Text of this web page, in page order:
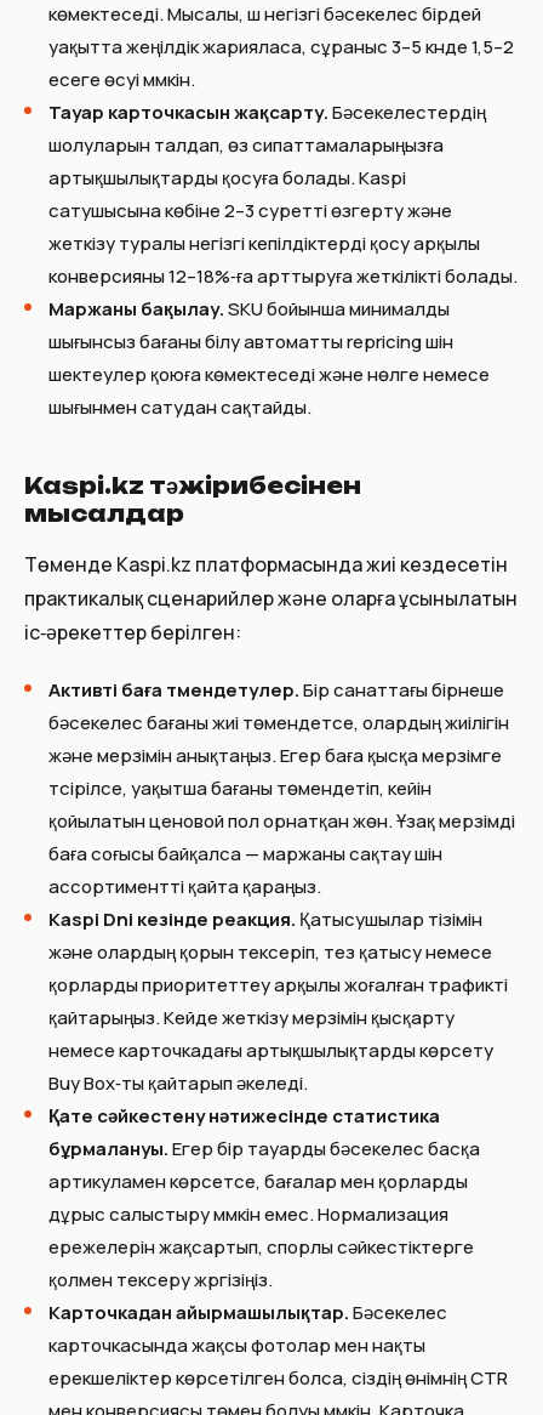
көмектеседі. Мысалы, үш негізгі бәсекелес бірдей
уақытта жеңілдік жарияласа, сұраныс 3–5 күнде 1,5–2
есеге өсуі мүмкін.
Тауар карточкасын жақсарту.Бәсекелестердің
шолуларын талдап, өз сипаттамаларыңызға
артықшылықтарды қосуға болады. Kaspi
сатушысына көбіне 2–3 суретті өзгерту және
жеткізу туралы негізгі кепілдіктерді қосу арқылы
конверсияны 12–18%‑ға арттыруға жеткілікті болады.
Маржаны бақылау.SKU бойынша минималды
шығынсыз бағаны білу автоматты repricing үшін
шектеулер қоюға көмектеседі және нөлге немесе
шығынмен сатудан сақтайды.
Kaspi.kz тәжірибесінен
мысалдар
Төменде Kaspi.kz платформасында жиі кездесетін
практикалық сценарийлер және оларға ұсынылатын
іс‑әрекеттер берілген:
Активті баға төмендетулер.Бір санаттағы бірнеше
бәсекелес бағаны жиі төмендетсе, олардың жиілігін
және мерзімін анықтаңыз. Егер баға қысқа мерзімге
түсірілсе, уақытша бағаны төмендетіп, кейін
қойылатын ценовой пол орнатқан жөн. Ұзақ мерзімді
баға соғысы байқалса — маржаны сақтау үшін
ассортиментті қайта қараңыз.
Kaspi Dni кезінде реакция. Қатысушылар тізімін
және олардың қорын тексеріп, тез қатысу немесе
қорларды приоритеттеу арқылы жоғалған трафикті
қайтарыңыз. Кейде жеткізу мерзімін қысқарту
немесе карточкадағы артықшылықтарды көрсету
Buy Box‑ты қайтарып әкеледі.
Қате сәйкестену нәтижесінде статистика
бұрмалануы.Егер бір тауарды бәсекелес басқа
артикуламен көрсетсе, бағалар мен қорларды
дұрыс салыстыру мүмкін емес. Нормализация
ережелерін жақсартып, спорлы сәйкестіктерге
қолмен тексеру жүргізіңіз.
Карточкадан айырмашылықтар.Бәсекелес
карточкасында жақсы фотолар мен нақты
ерекшеліктер көрсетілген болса, сіздің өнімнің CTR